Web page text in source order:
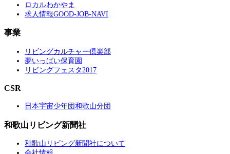
ロカルわかやま
求人情報GOOD-JOB-NAVI
事業
リビングカルチャー倶楽部
夢いっぱい保育園
リビングフェスタ2017
CSR
日本宇宙少年団和歌山分団
和歌山リビング新聞社
和歌山リビング新聞社について